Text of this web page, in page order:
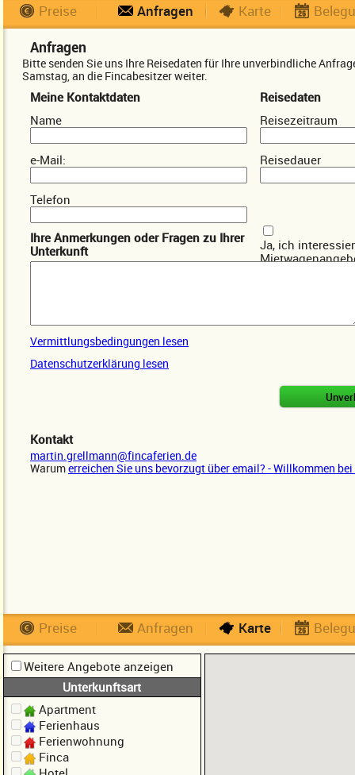
Preise Anfragen Karte
Anfragen
Bitte senden Sie uns Ihre Reisedaten für Ihre unverbindliche
Samstag, an die Fincabesitzer weiter.
Meine Kontaktdaten
Name
e-Mail:
Telefon
Reisedaten
Reisezeitraum
Reisedauer
Ihre Anmerkungen oder Fragen zu Ihrer
Unterkunft
Ja, ich
Vermittlungsbedingungen lesen
Datenschutzerklärung lesen
Kontakt
martin.grellmann@fincaferien.de
Warumerreichen Sie uns bevorzugt über email? - Willkommen
Preise Anfragen Karte
Weitere Angebote anzeigen
Unterkunftsart
Apartment
Ferienhaus
Ferienwohnung
Finca